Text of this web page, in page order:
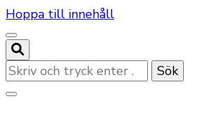
Hoppa till innehåll
Letar
du
efter